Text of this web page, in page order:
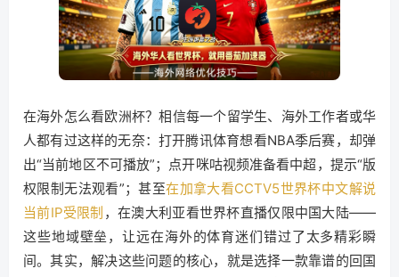
在海外怎么看欧洲杯？相信每一个留学生、海外工作者或华
人都有过这样的无奈：打开腾讯体育想看NBA季后赛，却弹
出“当前地区不可播放”；点开咪咕视频准备看中超，提示“版
权限制无法观看”；甚至在加拿大看CCTV5世界杯中文解说
当前IP受限制 ，在澳大利亚看世界杯直播仅限中国大陆——
这些地域壁垒，让远在海外的体育迷们错过了太多精彩瞬
间。其实，解决这些问题的核心，就是选择一款靠谱的回国